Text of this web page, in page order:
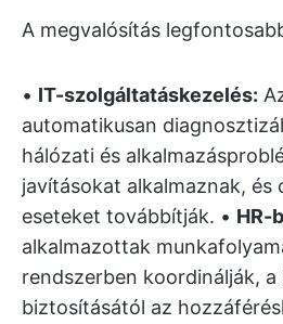
A megvalósítás
• IT-szolgáltatáskezelés:
automatikusan
hálózati és
javításokat alkalmaznak, és
eseteket továbbítják. • HR-
alkalmazottak
rendszerben koordinálják, a
biztosításától az